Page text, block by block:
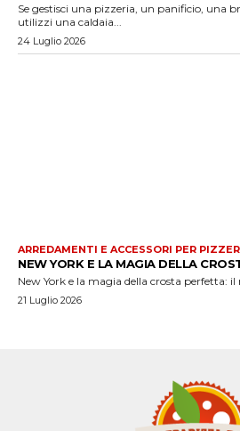
Se gestisci una pizzeria, un panificio, una
utilizzi una caldaia...
24 Luglio 2026
ARREDAMENTI E ACCESSORI PER
NEW YORK E LA MAGIA DELLA
New York e la magia della crosta perfetta:
21 Luglio 2026